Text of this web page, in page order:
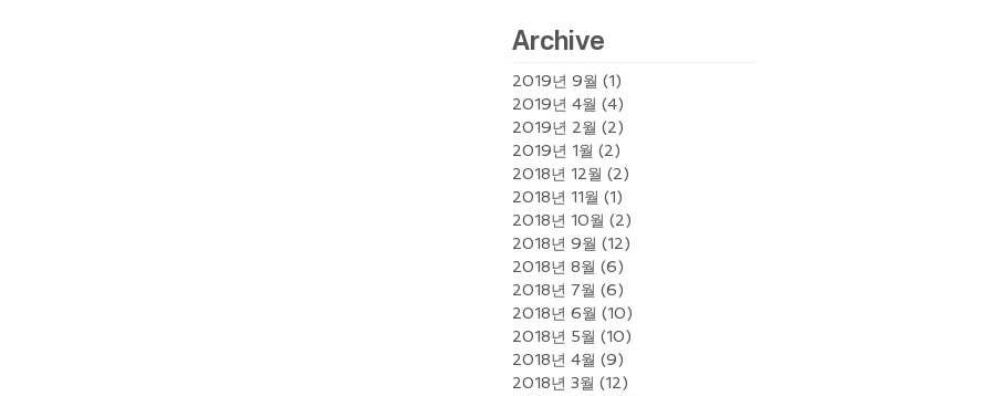
Archive
2019년 9월 (1)
2019년 4월 (4)
2019년 2월 (2)
2019년 1월 (2)
2018년 12월 (2)
2018년 11월 (1)
2018년 10월 (2)
2018년 9월 (12)
2018년 8월 (6)
2018년 7월 (6)
2018년 6월 (10)
2018년 5월 (10)
2018년 4월 (9)
2018년 3월 (12)